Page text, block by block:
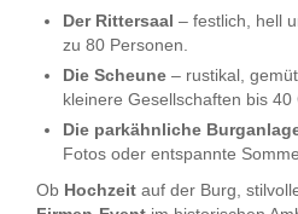
Der Rittersaal – festlich, hell
zu 80 Personen.
Die Scheune – rustikal,
kleinere Gesellschaften bis 40
Die parkähnliche
Fotos oder entspannte
Ob Hochzeit auf der Burg,